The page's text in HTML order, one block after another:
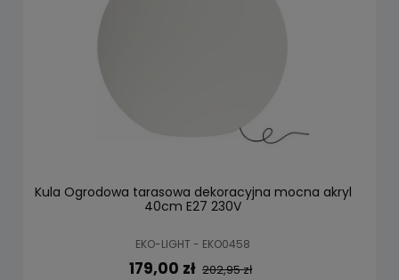
Kula Ogrodowa tarasowa dekoracyjna mocna akryl
40cm E27 230V
EKO-LIGHT - EKO0458
179,00 zł 202,95 zł